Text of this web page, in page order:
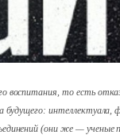
воспитания, то есть
будущего:
(они же — ученые